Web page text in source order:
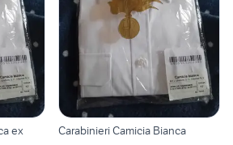
ex
Carabinieri Camicia Bianca